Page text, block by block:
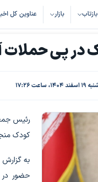
بازار عناوین کل
ساعت ۱۷:۲۶
کودک
به گزارش
حضور در